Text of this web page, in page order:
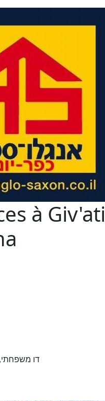
à Giv'ati
דו משפחתי,6 חד',מפואר,מרתף עם כניסה נפרדת,בן 4 שנים,יח' סולארית מניבה,פינוי גמיש